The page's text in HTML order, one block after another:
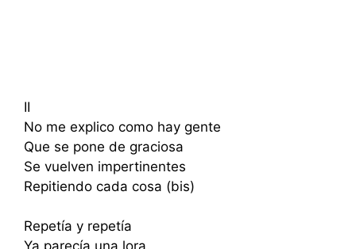
II
No me explico como hay gente
Que se pone de graciosa
Se vuelven impertinentes
Repitiendo cada cosa (bis)
Repetía y repetía
Ya parecía una lora,